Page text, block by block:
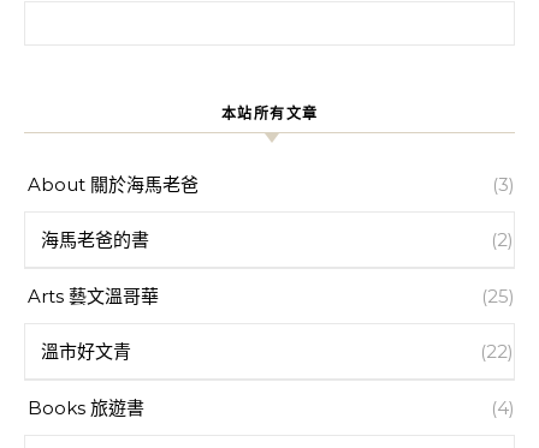
本站所有文章
About 關於海馬老爸 (3)
海馬老爸的書 (2)
Arts 藝文溫哥華 (25)
溫市好文青 (22)
Books 旅遊書 (4)